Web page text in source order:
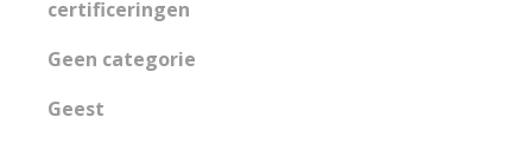
certificeringen
Geen categorie
Geest